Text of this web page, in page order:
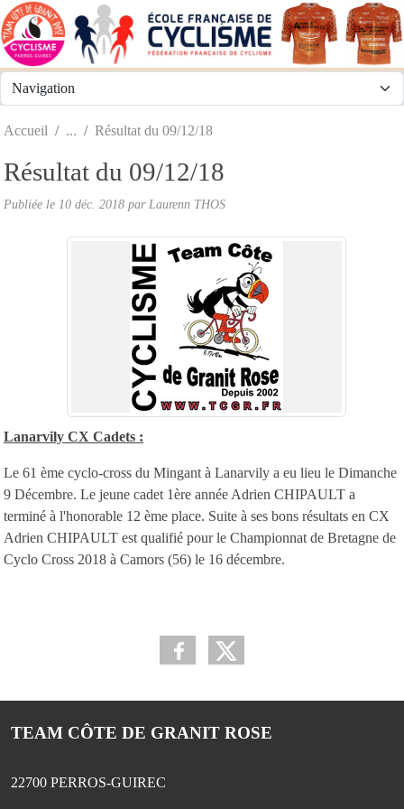
Accueil Résultat du 09/12/18
Résultat du 09/12/18
Publiée le 10 déc. 2018 par Laurenn THOS
Lanarvily CX Cadets :
Le 61 ème cyclo-cross du Mingant à Lanarvily a eu lieu le Dimanche
9 Décembre. Le jeune cadet 1ère année Adrien CHIPAULT a
terminé à l'honorable 12 ème place. Suite à ses bons résultats en CX
Adrien CHIPAULT est qualifié pour le Championnat de Bretagne de
Cyclo Cross 2018 à Camors (56) le 16 décembre.
TEAM CÔTE DE GRANIT ROSE
22700 PERROS-GUIREC
Panneau de gestion des cookies